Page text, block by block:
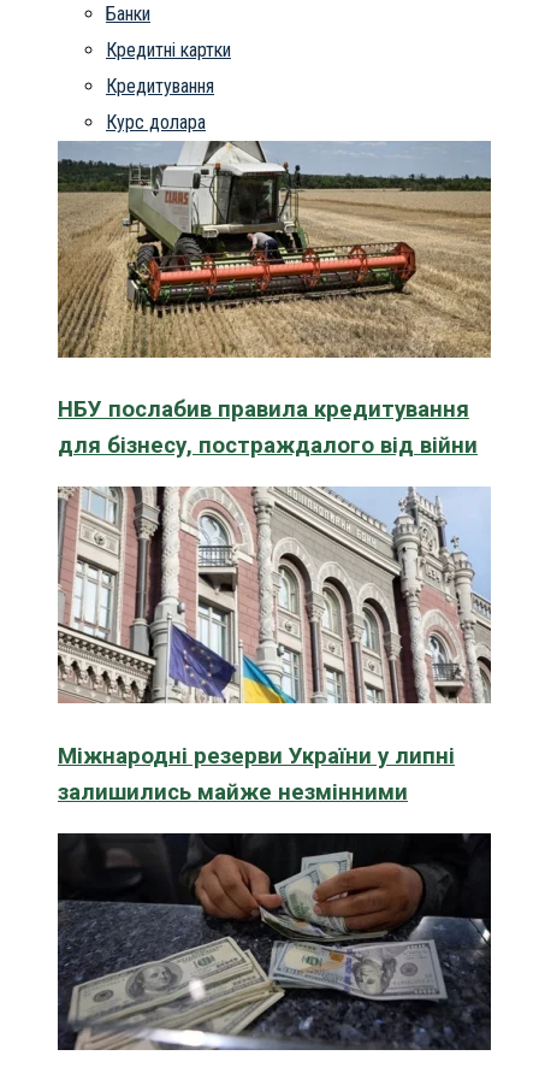
Банки
Кредитні картки
Кредитування
Курс долара
НБУ послабив правила кредитування
для бізнесу, постраждалого від війни
Міжнародні резерви України у липні
залишились майже незмінними